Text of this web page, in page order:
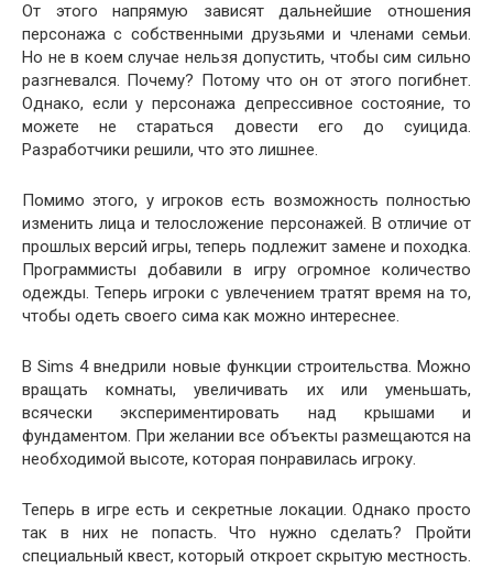
От этого напрямую зависят дальнейшие отношения
персонажа с собственными друзьями и членами семьи.
Но не в коем случае нельзя допустить, чтобы сим сильно
разгневался. Почему? Потому что он от этого погибнет.
Однако, если у персонажа депрессивное состояние, то
можете не стараться довести его до суицида.
Разработчики решили, что это лишнее.
Помимо этого, у игроков есть возможность полностью
изменить лица и телосложение персонажей. В отличие от
прошлых версий игры, теперь подлежит замене и походка.
Программисты добавили в игру огромное количество
одежды. Теперь игроки с увлечением тратят время на то,
чтобы одеть своего сима как можно интереснее.
В Sims 4 внедрили новые функции строительства. Можно
вращать комнаты, увеличивать их или уменьшать,
всячески экспериментировать над крышами и
фундаментом. При желании все объекты размещаются на
необходимой высоте, которая понравилась игроку.
Теперь в игре есть и секретные локации. Однако просто
так в них не попасть. Что нужно сделать? Пройти
специальный квест, который откроет скрытую местность.